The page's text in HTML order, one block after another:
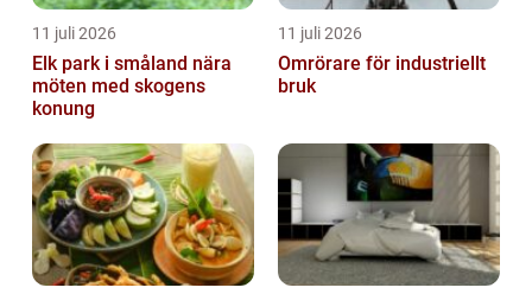
11 juli 2026
Elk park i småland nära
möten med skogens
konung
11 juli 2026
Omrörare för industriellt
bruk